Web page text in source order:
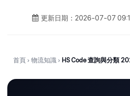
更新日期：2026-07-07
首頁 › 物流知識 › HS Code 查詢與分類